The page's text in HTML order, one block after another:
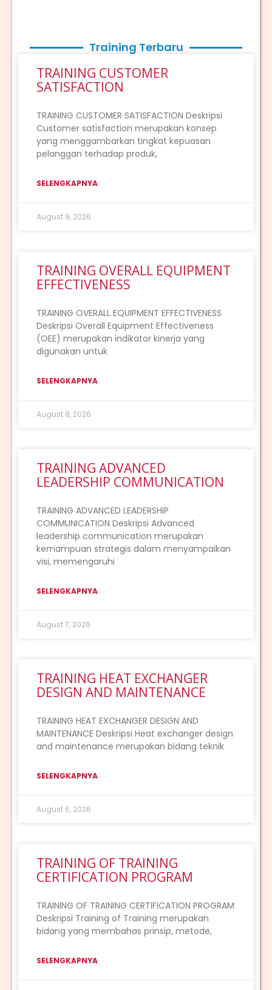
Training Terbaru
TRAINING CUSTOMER
SATISFACTION
TRAINING CUSTOMER SATISFACTION Deskripsi
Customer satisfaction merupakan konsep
yang menggambarkan tingkat kepuasan
pelanggan terhadap produk,
SELENGKAPNYA
August 9, 2026
TRAINING OVERALL EQUIPMENT
EFFECTIVENESS
TRAINING OVERALL EQUIPMENT EFFECTIVENESS
Deskripsi Overall Equipment Effectiveness
(OEE) merupakan indikator kinerja yang
digunakan untuk
SELENGKAPNYA
August 8, 2026
TRAINING ADVANCED
LEADERSHIP COMMUNICATION
TRAINING ADVANCED LEADERSHIP
COMMUNICATION Deskripsi Advanced
leadership communication merupakan
kemampuan strategis dalam menyampaikan
visi, memengaruhi
SELENGKAPNYA
August 7, 2026
TRAINING HEAT EXCHANGER
DESIGN AND MAINTENANCE
TRAINING HEAT EXCHANGER DESIGN AND
MAINTENANCE Deskripsi Heat exchanger design
and maintenance merupakan bidang teknik
SELENGKAPNYA
August 6, 2026
TRAINING OF TRAINING
CERTIFICATION PROGRAM
TRAINING OF TRAINING CERTIFICATION PROGRAM
Deskripsi Training of Training merupakan
bidang yang membahas prinsip, metode,
SELENGKAPNYA